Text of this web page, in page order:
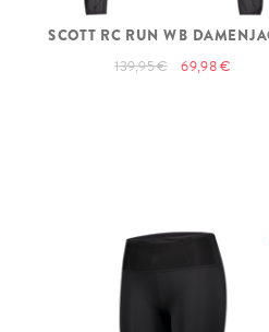
SCOTT RC RUN WB
139,95 € 69,98 €